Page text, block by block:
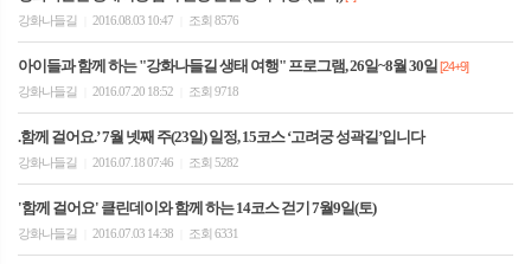
강화나들길
2016.08.03 10:47 조회 8576
아이들과 함께 하는 "강화나들길 생태 여행" 프로그램, 26일~8월 30일[24+9]
강화나들길
2016.07.20 18:52 조회 9718
.함께 걸어요.’ 7월 넷째 주(23일) 일정, 15코스 ‘고려궁 성곽길’입니다
강화나들길 2016.07.18 07:46 조회 5282
'함께 걸어요' 클린데이와 함께 하는 14코스 걷기 7월9일(토)
강화나들길 2016.07.03 14:38 조회 6331